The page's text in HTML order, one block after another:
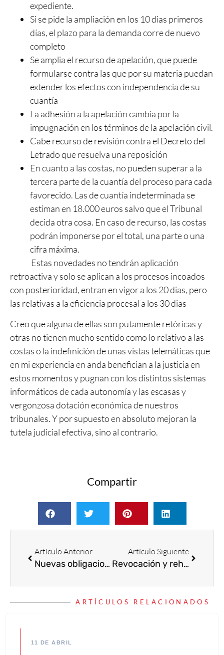
expediente.
Si se pide la ampliación en los 10 dias primeros
días, el plazo para la demanda corre de nuevo
completo
Se amplia el recurso de apelación, que puede
formularse contra las que por su materia puedan
extender los efectos con independencia de su
cuantía
La adhesión a la apelación cambia por la
impugnación en los términos de la apelación civil.
Cabe recurso de revisión contra el Decreto del
Letrado que resuelva una reposición
En cuanto a las costas, no pueden superar a la
tercera parte de la cuantía del proceso para cada
favorecido. Las de cuantía indeterminada se
estiman en 18.000 euros salvo que el Tribunal
decida otra cosa. En caso de recurso, las costas
podrán imponerse por el total, una parte o una
cifra máxima.
Estas novedades no tendrán aplicación
retroactiva y solo se aplican a los procesos incoados
con posterioridad, entran en vigor a los 20 dias, pero
las relativas a la eficiencia procesal a los 30 dias
Creo que alguna de ellas son putamente retóricas y
otras no tienen mucho sentido como lo relativo a las
costas o la indefinición de unas vistas telemáticas que
en mi experiencia en anda benefician a la justicia en
estos momentos y pugnan con los distintos sistemas
informáticos de cada autonomía y las escasas y
vergonzosa dotación económica de nuestros
tribunales. Y por supuesto en absoluto mejoran la
tutela judicial efectiva, sino al contrario.
Compartir
Artículo Anterior
Nuevas obligaciones para las empresas de 50 o más trabajadores a partir de enero y marzo de 2024: La Ley 2/2023, de 20 de febrero, de protección del denunciante, y la Ley 4/2023, de 28 de febrero, para la igualdad real y efectiva de las personas trans y para la garantía de los derechos de las personas LGTBI.
Artículo Siguiente
Revocación y rehabilitación del NIF
ARTÍCULOS RELACIONADOS
11 DE ABRIL